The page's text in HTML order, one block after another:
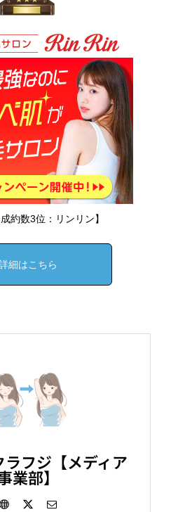
成約数3位：リンリン】
細はこちら
フジ【メディア
業部】